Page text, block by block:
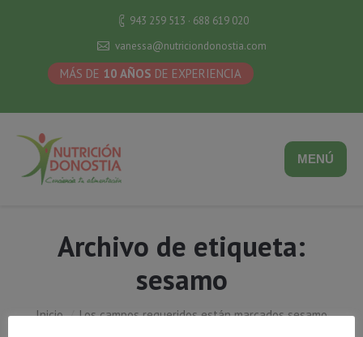
943 259 513 · 688 619 020
vanessa@nutriciondonostia.com
MÁS DE 10 AÑOS DE EXPERIENCIA
MENÚ
Archivo de etiqueta:
sesamo
Estás aquí:
Inicio Los campos requeridos están marcados sesamo